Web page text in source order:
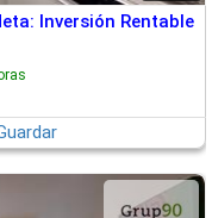
Inversión Rentable